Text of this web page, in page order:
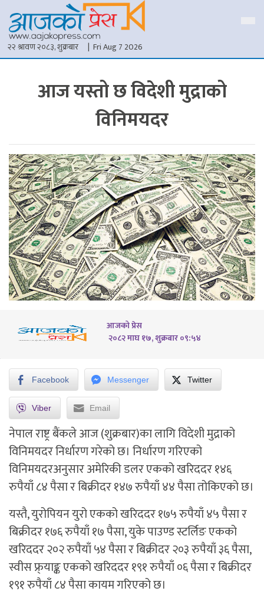
२२ श्रावण २०८३, शुक्रबार | Fri Aug 7 2026
आज यस्तो छ विदेशी मुद्राको
विनिमयदर
आजको प्रेस
२०८२ माघ १७, शुक्रबार ०९:५४
Facebook Messenger Twitter
Viber Email
नेपाल राष्ट्र बैंकले आज (शुक्रबार)का लागि विदेशी मुद्राको
विनिमयदर निर्धारण गरेको छ। निर्धारण गरिएको
विनिमयदरअनुसार अमेरिकी डलर एकको खरिददर १४६
रुपैयाँ ८४ पैसा र बिक्रीदर १४७ रुपैयाँ ४४ पैसा तोकिएको छ।
यस्तै, युरोपियन युरो एकको खरिददर १७५ रुपैयाँ ४५ पैसा र
बिक्रीदर १७६ रुपैयाँ १७ पैसा, युके पाउण्ड स्टर्लिङ एकको
खरिददर २०२ रुपैयाँ ५४ पैसा र बिक्रीदर २०३ रुपैयाँ ३६ पैसा,
स्वीस फ्र्याङ्क एकको खरिददर १९१ रुपैयाँ ०६ पैसा र बिक्रीदर
१९१ रुपैयाँ ८४ पैसा कायम गरिएको छ।